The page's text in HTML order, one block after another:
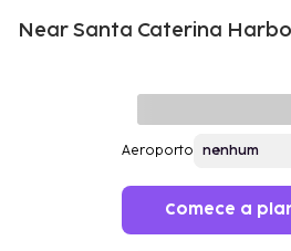
Near Santa Caterina
Aeroporto
Comece a